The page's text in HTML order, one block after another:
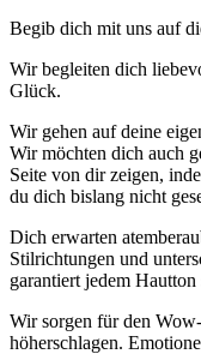
Begib dich mit uns auf
Wir begleiten dich
Glück.
Wir gehen auf deine
Wir möchten dich auch
Seite von dir zeigen,
du dich bislang nicht
Dich erwarten
Stilrichtungen und
garantiert jedem Hautton
Wir sorgen für den
höherschlagen.